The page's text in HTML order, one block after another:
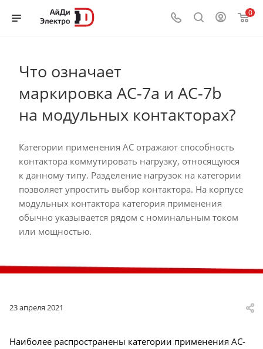
0
Что означает
маркировка AC-7a и AC-7b
на модульных контакторах?
Категории применения AC отражают способность
контактора коммутировать нагрузку, относящуюся
к данному типу. Разделение нагрузок на категории
позволяет упростить выбор контактора. На корпусе
модульных контактора категория применения
обычно указывается рядом с номинальным током
или мощностью.
23 апреля 2021
Наиболее распространены категории применения AC-